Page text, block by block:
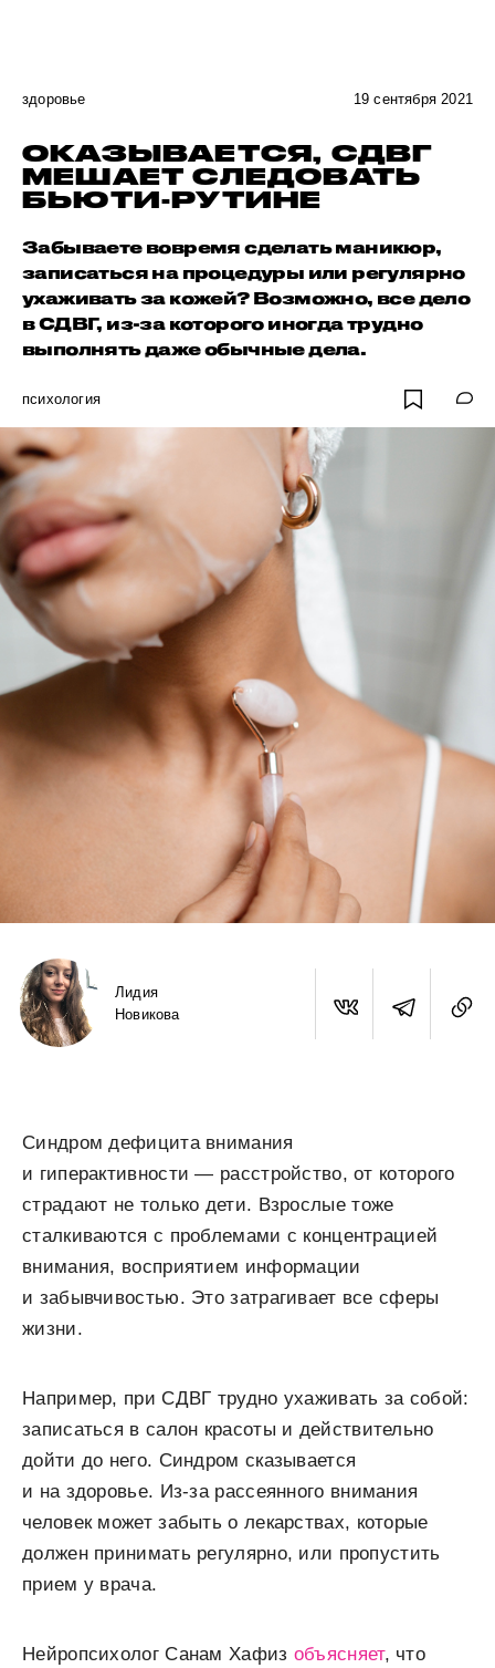
здоровье 19 сентября 2021
ОКАЗЫВАЕТСЯ, СДВГ
МЕШАЕТ СЛЕДОВАТЬ
БЬЮТИ-РУТИНЕ
Забываете вовремя сделать маникюр,
записаться на процедуры или регулярно
ухаживать за кожей? Возможно, все дело
в СДВГ, из-за которого иногда трудно
выполнять даже обычные дела.
психология
Лидия
Новикова
Синдром дефицита внимания
и гиперактивности — расстройство, от которого
страдают не только дети. Взрослые тоже
сталкиваются с проблемами с концентрацией
внимания, восприятием информации
и забывчивостью. Это затрагивает все сферы
жизни.
Например, при СДВГ трудно ухаживать за собой:
записаться в салон красоты и действительно
дойти до него. Синдром сказывается
и на здоровье. Из-за рассеянного внимания
человек может забыть о лекарствах, которые
должен принимать регулярно, или пропустить
прием у врача.
Нейропсихолог Санам Хафиз объясняет, что